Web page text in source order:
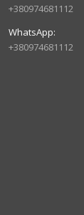
+380974681112
+380974681112